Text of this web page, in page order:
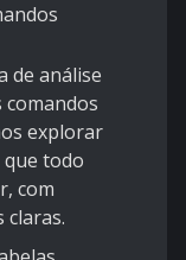
de análise
explorar
todo
com
claras.